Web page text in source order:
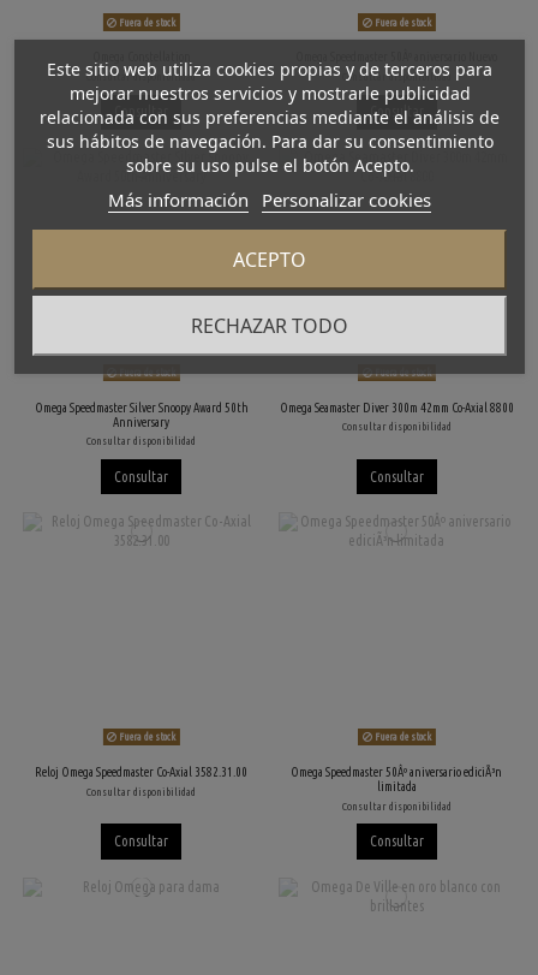
Fuera de stock
Consultar disponibilidad
Consultar
Fuera de stock
Consultar disponibilidad
Consultar
Fuera de stock
Omega Speedmaster Silver Snoopy Award 50th
Anniversary
Consultar disponibilidad
Consultar
Fuera de stock
Omega Seamaster Diver 300m 42mm Co-Axial 8800
Consultar disponibilidad
Consultar
Fuera de stock
Reloj Omega Speedmaster Co-Axial 3582.31.00
Consultar disponibilidad
Consultar
Fuera de stock
Omega Speedmaster 50Âº aniversario ediciÃ³n
limitada
Consultar disponibilidad
Consultar
Este sitio web utiliza cookies propias y de terceros para
mejorar nuestros servicios y mostrarle publicidad
relacionada con sus preferencias mediante el análisis de
sus hábitos de navegación. Para dar su consentimiento
sobre su uso pulse el botón Acepto.
Más información Personalizar cookies
RECHAZAR TODO
ACEPTO